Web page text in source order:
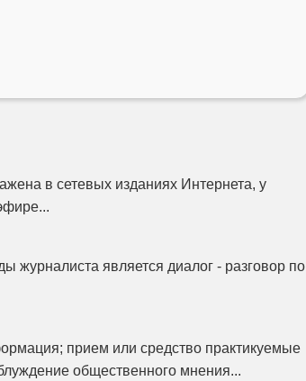
в сетевых изданиях Интернета, у
журналиста является диалог - разговор по
прием или средство практикуемые
общественного мнения...